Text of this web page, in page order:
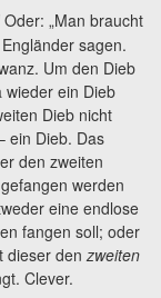
Oder: „Man braucht
sagen.
Um den Dieb
ein Dieb
Dieb nicht
ein Dieb. Das
den zweiten
werden
eine endlose
fangen soll; oder
dieser den zweiten
Clever.